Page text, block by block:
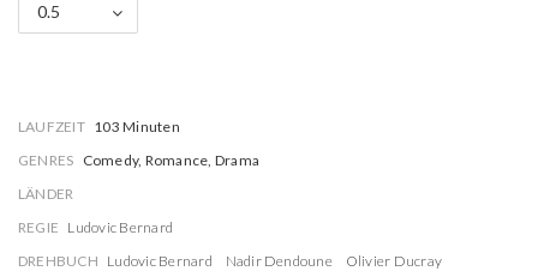
0.5
LAUFZEIT 103 Minuten
GENRES Comedy, Romance, Drama
LÄNDER
REGIE Ludovic Bernard
DREHBUCH Ludovic Bernard Nadir Dendoune
Olivier Ducray